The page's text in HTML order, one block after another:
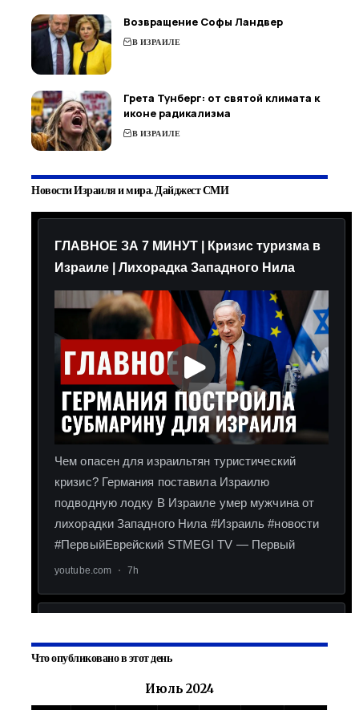
Возвращение Софы Ландвер
В ИЗРАИЛЕ
Грета Тунберг: от святой климата к
иконе радикализма
В ИЗРАИЛЕ
Новости Израиля и мира. Дайджест СМИ
Что опубликовано в этот день
Июль 2024